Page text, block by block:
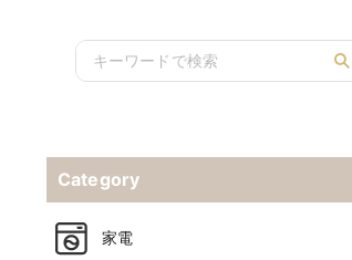
Category
家電